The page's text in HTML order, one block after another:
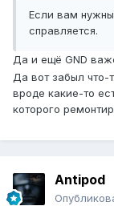
Если вам нужны
справляется.
Да и ещё GND
Да вот забыл что-
вроде какие-то
которого
Antipod